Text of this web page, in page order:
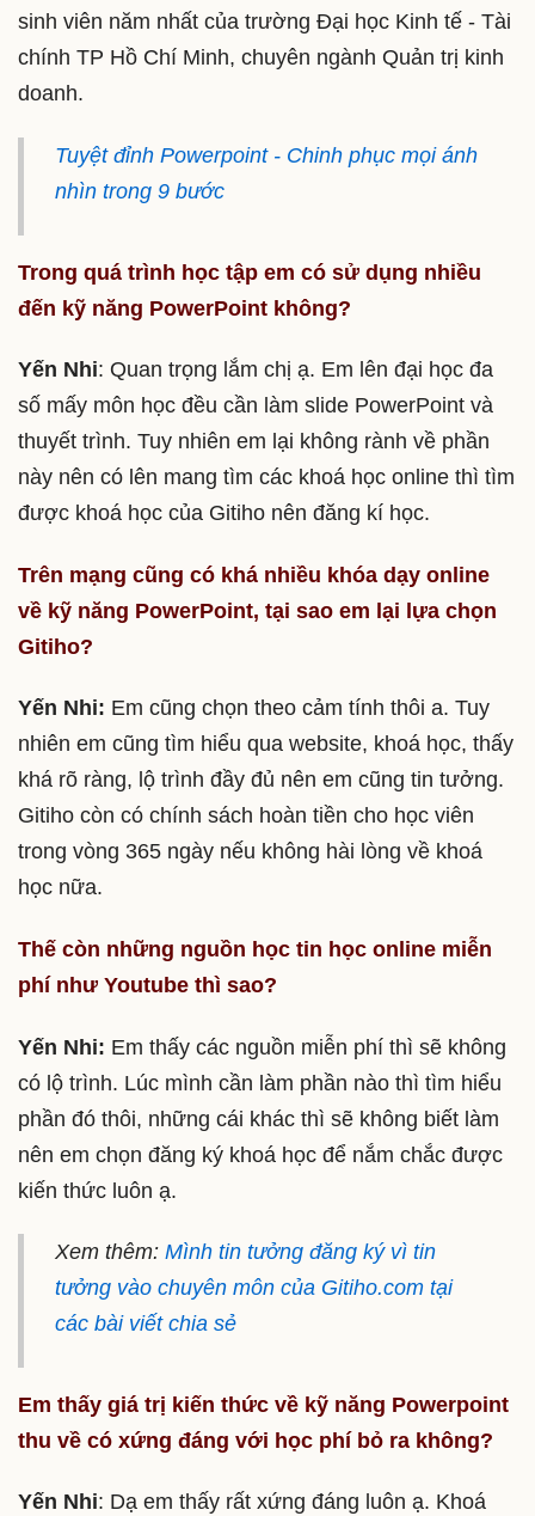
sinh viên năm nhất của trường Đại học Kinh tế - Tài
chính TP Hồ Chí Minh, chuyên ngành Quản trị kinh
doanh.
Tuyệt đỉnh Powerpoint - Chinh phục mọi ánh
nhìn trong 9 bước
Trong quá trình học tập em có sử dụng nhiều
đến kỹ năng PowerPoint không?
Yến Nhi: Quan trọng lắm chị ạ. Em lên đại học đa
số mấy môn học đều cần làm slide PowerPoint và
thuyết trình. Tuy nhiên em lại không rành về phần
này nên có lên mang tìm các khoá học online thì tìm
được khoá học của Gitiho nên đăng kí học.
Trên mạng cũng có khá nhiều khóa dạy online
về kỹ năng PowerPoint, tại sao em lại lựa chọn
Gitiho?
Yến Nhi: Em cũng chọn theo cảm tính thôi a. Tuy
nhiên em cũng tìm hiểu qua website, khoá học, thấy
khá rõ ràng, lộ trình đầy đủ nên em cũng tin tưởng.
Gitiho còn có chính sách hoàn tiền cho học viên
trong vòng 365 ngày nếu không hài lòng về khoá
học nữa.
Thế còn những nguồn học tin học online miễn
phí như Youtube thì sao?
Yến Nhi: Em thấy các nguồn miễn phí thì sẽ không
có lộ trình. Lúc mình cần làm phần nào thì tìm hiểu
phần đó thôi, những cái khác thì sẽ không biết làm
nên em chọn đăng ký khoá học để nắm chắc được
kiến thức luôn ạ.
Xem thêm: Mình tin tưởng đăng ký vì tin
tưởng vào chuyên môn của Gitiho.com tại
các bài viết chia sẻ
Em thấy giá trị kiến thức về kỹ năng Powerpoint
thu về có xứng đáng với học phí bỏ ra không?
Yến Nhi: Dạ em thấy rất xứng đáng luôn ạ. Khoá